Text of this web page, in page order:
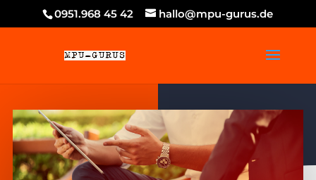
0951.968 45 42 hallo@mpu-gurus.de